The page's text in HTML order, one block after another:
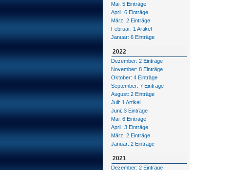
Mai: 5 Einträge
April: 6 Einträge
März: 2 Einträge
Februar: 1 Artikel
Januar: 6 Einträge
2022
Dezember: 2 Einträge
November: 8 Einträge
Oktober: 4 Einträge
September: 7 Einträge
August: 2 Einträge
Juli: 1 Artikel
Juni: 3 Einträge
Mai: 6 Einträge
April: 3 Einträge
März: 2 Einträge
Januar: 2 Einträge
2021
Dezember: 2 Einträge